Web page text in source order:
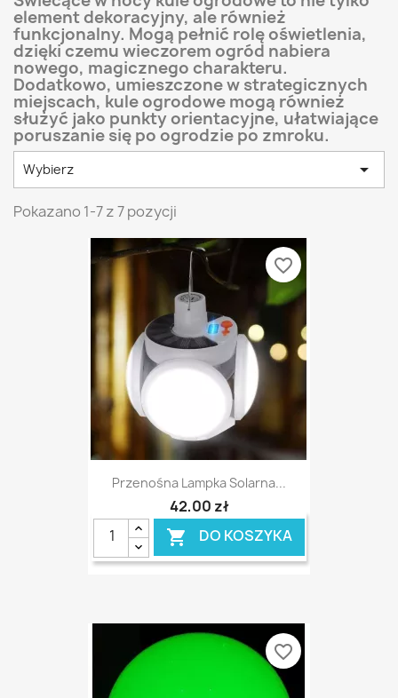
element dekoracyjny, ale również
funkcjonalny. Mogą pełnić rolę oświetlenia,
dzięki czemu wieczorem ogród nabiera
nowego, magicznego charakteru.
Dodatkowo, umieszczone w strategicznych
miejscach, kule ogrodowe mogą również
służyć jako punkty orientacyjne, ułatwiające
poruszanie się po ogrodzie po zmroku.
Wybierz 
Pokazano 1-7 z 7 pozycji
Przenośna Lampka Solarna...
42,00 zł
 DO KOSZYKA
favorite_border
favorite_border